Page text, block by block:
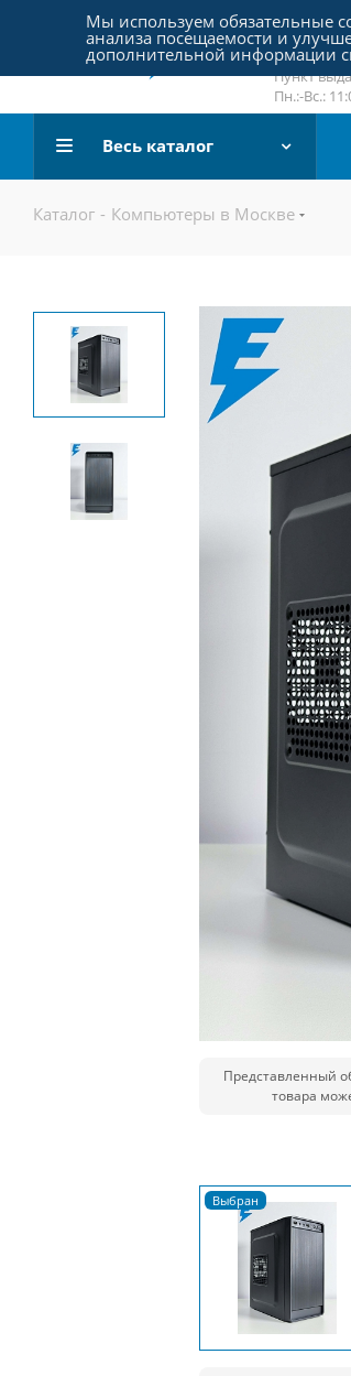
Пятницкое
email:
Пн.:-Вс.:
Пункт
Пн.:-Вс.:
Весь каталог
Каталог - Компьютеры в Москве
Представленный
товара
Мы используем обязательные
анализа посещаемости и
дополнительной информации